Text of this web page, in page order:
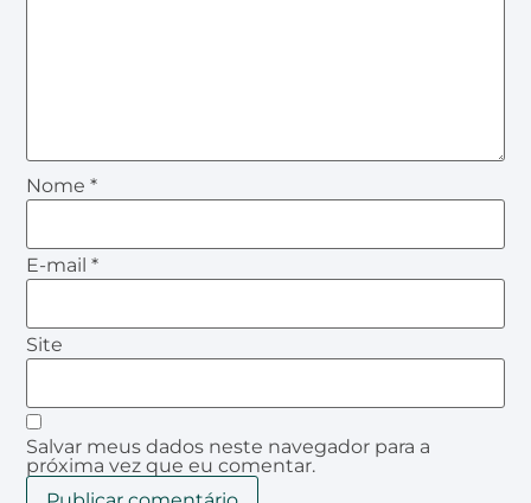
Nome*
E-mail*
Site
Salvar meus dados neste navegador para a
próxima vez que eu comentar.